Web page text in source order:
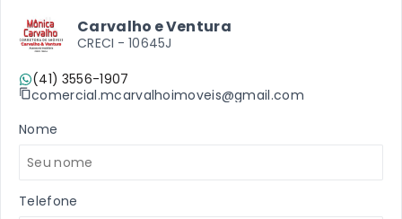
Carvalho e Ventura
CRECI - 10645J
(41) 3556-1907
comercial.mcarvalhoimoveis@gmail.com
Nome
Telefone